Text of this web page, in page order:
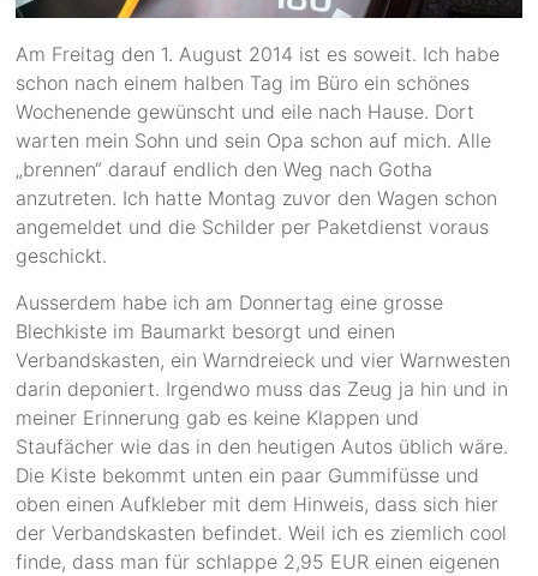
Am Freitag den 1. August 2014 ist es soweit. Ich habe
schon nach einem halben Tag im Büro ein schönes
Wochenende gewünscht und eile nach Hause. Dort
warten mein Sohn und sein Opa schon auf mich. Alle
„brennen“ darauf endlich den Weg nach Gotha
anzutreten. Ich hatte Montag zuvor den Wagen schon
angemeldet und die Schilder per Paketdienst voraus
geschickt.
Ausserdem habe ich am Donnertag eine grosse
Blechkiste im Baumarkt besorgt und einen
Verbandskasten, ein Warndreieck und vier Warnwesten
darin deponiert. Irgendwo muss das Zeug ja hin und in
meiner Erinnerung gab es keine Klappen und
Staufächer wie das in den heutigen Autos üblich wäre.
Die Kiste bekommt unten ein paar Gummifüsse und
oben einen Aufkleber mit dem Hinweis, dass sich hier
der Verbandskasten befindet. Weil ich es ziemlich cool
finde, dass man für schlappe 2,95 EUR einen eigenen